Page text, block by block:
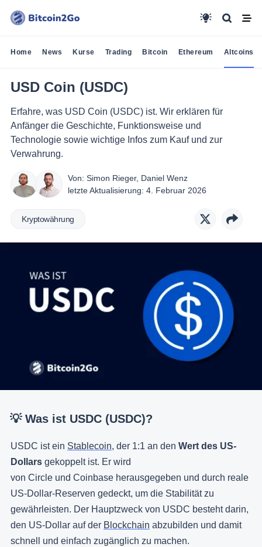
Home News Kurse Trading Bitcoin Ethereum Altcoins
USD Coin (USDC)
Erfahre, was USD Coin (USDC) ist. Wir erklären für
Anfänger die Geschichte, Funktionsweise und
Technologie sowie wichtige Infos zum Kauf und zur
Verwahrung.
Von: Simon Rieger, Daniel Wenz
letzte Aktualisierung: 4. Februar 2026
Kryptowährung
💡 Was ist USDC (USDC)?
USDC ist ein Stablecoin, der 1:1 an den Wert des US-
Dollars gekoppelt ist. Er wird
von Circle und Coinbase herausgegeben und durch reale
US-Dollar-Reserven gedeckt, um die Stabilität zu
gewährleisten. Der Hauptzweck von USDC besteht darin,
den US-Dollar auf der Blockchain abzubilden und damit
schnell und einfach zugänglich zu machen.